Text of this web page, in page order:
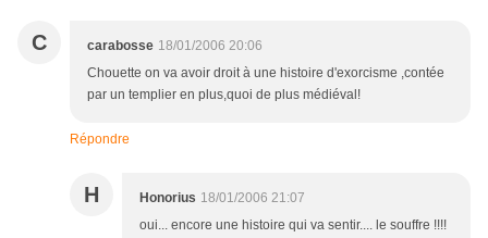
C carabosse 18/01/2006 20:06
Chouette on va avoir droit à une histoire d'exorcisme ,contée
par un templier en plus,quoi de plus médiéval!
Répondre
H Honorius 18/01/2006 21:07
oui... encore une histoire qui va sentir.... le souffre !!!!